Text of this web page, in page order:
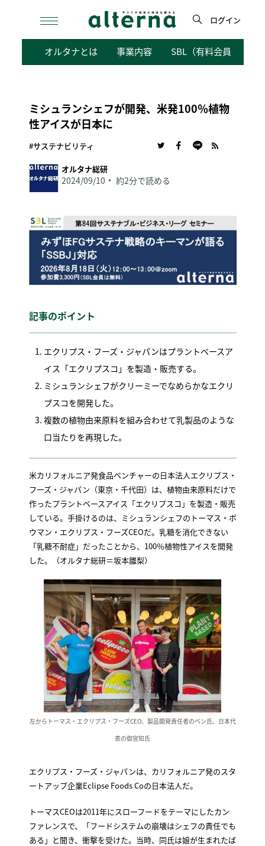
検
ログイン
オルタナとは 事業内容 SBL（有料会員向けサ
ミシュランシェフが開発、米発100％植物
性アイスが日本に
#サステナビリティ
オルタナ総研
2024/09/10 約2分で読める
記事のポイント
エクリプス・フーズ・ジャパンはプラントベースア
イス「エクリプスコ」を製造・販売する。
ミシュランシェフがクリーミーでなめらかなエクリ
プスコを開発した。
複数の植物由来原料を組み合わせて乳製品のような
口当たりを再現した。
米カリフォルニア発食品ベンチャーの日本法人エクリプス・
フーズ・ジャパン（東京・千代田）は、植物由来原料だけで
作ったプラントベースアイス「エクリプスコ」を製造・販売
している。手掛けるのは、ミシュランシェフのトーマス・ボ
ウマン・エクリプス・フーズCEOだ。乳糖を消化できない
「乳糖不耐症」だったことから、100％植物性アイスを開発
した。（オルタナ総研＝坂本雛梨）
左からトーマス・エクリプス・フーズCEO、製品開発責任者のベン氏、日本代
表の御宮知氏
エクリプス・フーズ・ジャパンは、カリフォルニア発のスタ
ートアップ企業Eclipse Foods Coの日本法人だ。
トーマスCEOは2011年にスローフードをテーマにしたカン
ファレンスで、「フードシステムの崩壊はシェフの責任でも
ある」と聞き、衝撃を受けた。当時、同氏は娘が生まれたば